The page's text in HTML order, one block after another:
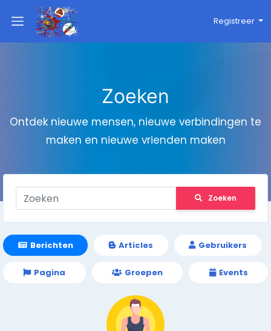
Registreer
Zoeken
Ontdek nieuwe mensen, nieuwe verbindingen te
maken en nieuwe vrienden maken
Zoeken
Berichten Articles Gebruikers
Pagina Groepen Events